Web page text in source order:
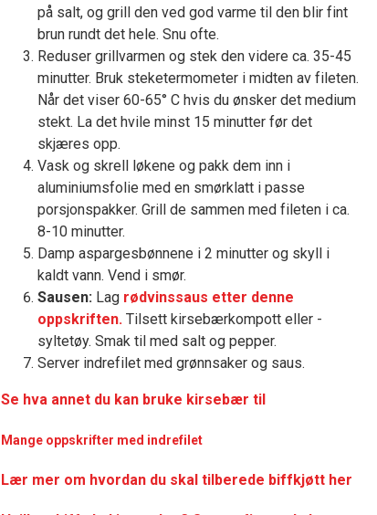
på salt, og grill den ved god varme til den blir fint
brun rundt det hele. Snu ofte.
Reduser grillvarmen og stek den videre ca. 35-45
minutter. Bruk steketermometer i midten av fileten.
Når det viser 60-65° C hvis du ønsker det medium
stekt. La det hvile minst 15 minutter før det
skjæres opp.
Vask og skrell løkene og pakk dem inn i
aluminiumsfolie med en smørklatt i passe
porsjonspakker. Grill de sammen med fileten i ca.
8-10 minutter.
Damp aspargesbønnene i 2 minutter og skyll i
kaldt vann. Vend i smør.
Sausen: Lag rødvinssaus etter denne
oppskriften. Tilsett kirsebærkompott eller -
syltetøy. Smak til med salt og pepper.
Server indrefilet med grønnsaker og saus.
Se hva annet du kan bruke kirsebær til
Mange oppskrifter med indrefilet
Lær mer om hvordan du skal tilberede biffkjøtt her